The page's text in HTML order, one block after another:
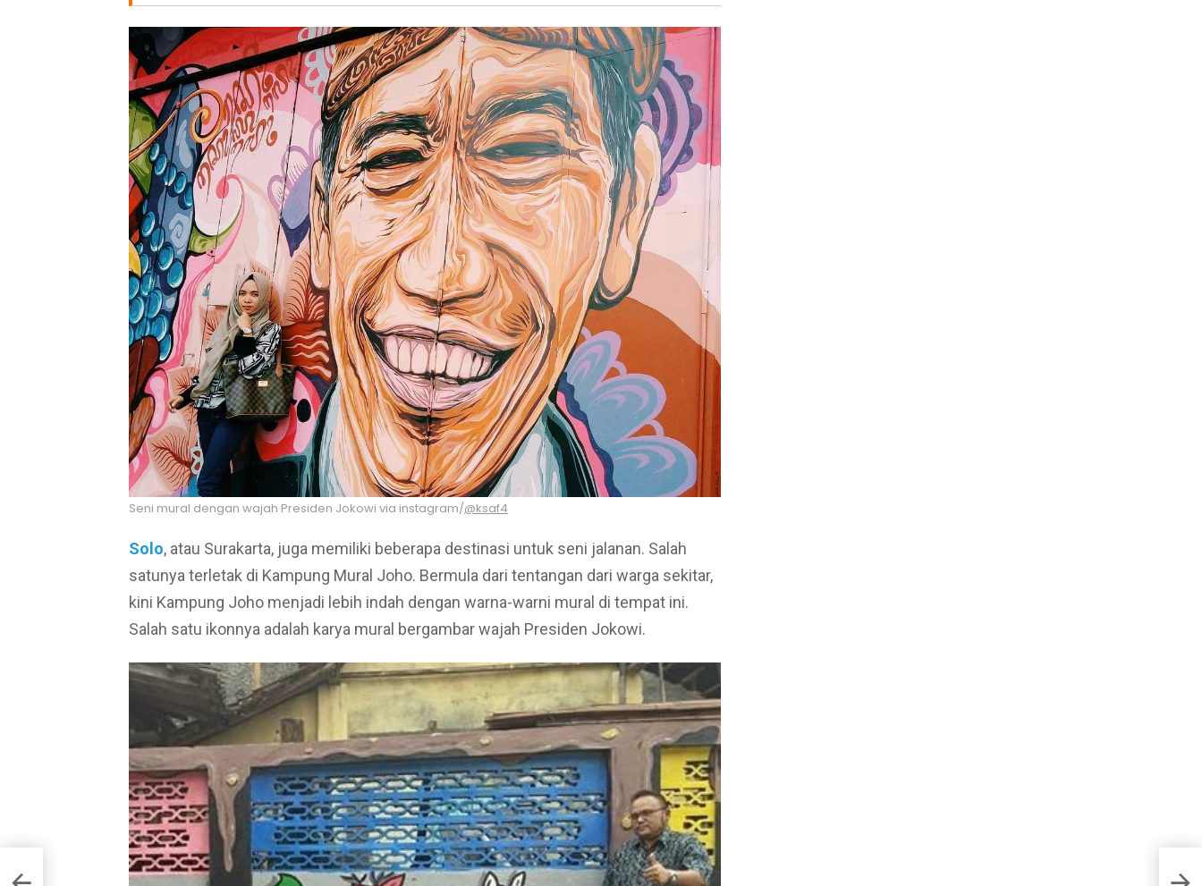
Seni mural dengan wajah Presiden Jokowi via instagram/@ksaf4
Solo, atau Surakarta, juga memiliki beberapa destinasi untuk seni jalanan. Salah
satunya terletak di Kampung Mural Joho. Bermula dari tentangan dari warga sekitar,
kini Kampung Joho menjadi lebih indah dengan warna-warni mural di tempat ini.
Salah satu ikonnya adalah karya mural bergambar wajah Presiden Jokowi.